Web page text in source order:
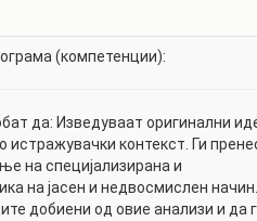
(компетенции):
да: Изведуваат оригинални
истражувачки контекст. Ги
на специјализирана и
на јасен и недвосмислен
добиени од овие анализи и да